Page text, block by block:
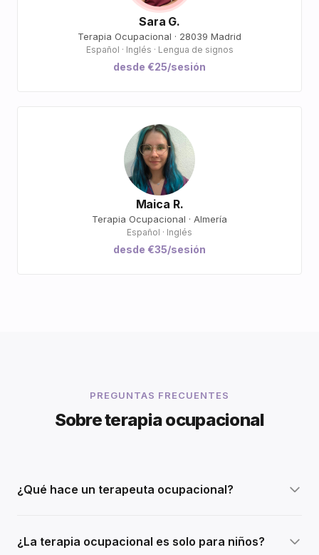
Sara G.
Terapia Ocupacional · 28039 Madrid
Español · Inglés · Lengua de signos
desde €25/sesión
Maica R.
Terapia Ocupacional · Almería
Español · Inglés
desde €35/sesión
PREGUNTAS FRECUENTES
Sobre terapia ocupacional
¿Qué hace un terapeuta ocupacional?
¿La terapia ocupacional es solo para niños?